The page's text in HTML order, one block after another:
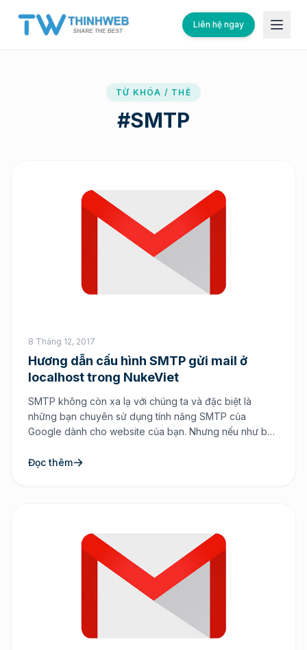
Liên hệ ngay
TỪ KHÓA / THẺ
#SMTP
8 Tháng 12, 2017
Hương dẫn cấu hình SMTP gửi mail ở
localhost trong NukeViet
SMTP không còn xa lạ với chúng ta và đặc biệt là
những bạn chuyên sử dụng tính năng SMTP của
Google dành cho website của bạn. Nhưng nếu như bạn
SMTP của Google cũng khá đơn giản đó là việc bạn
Đọc thêm